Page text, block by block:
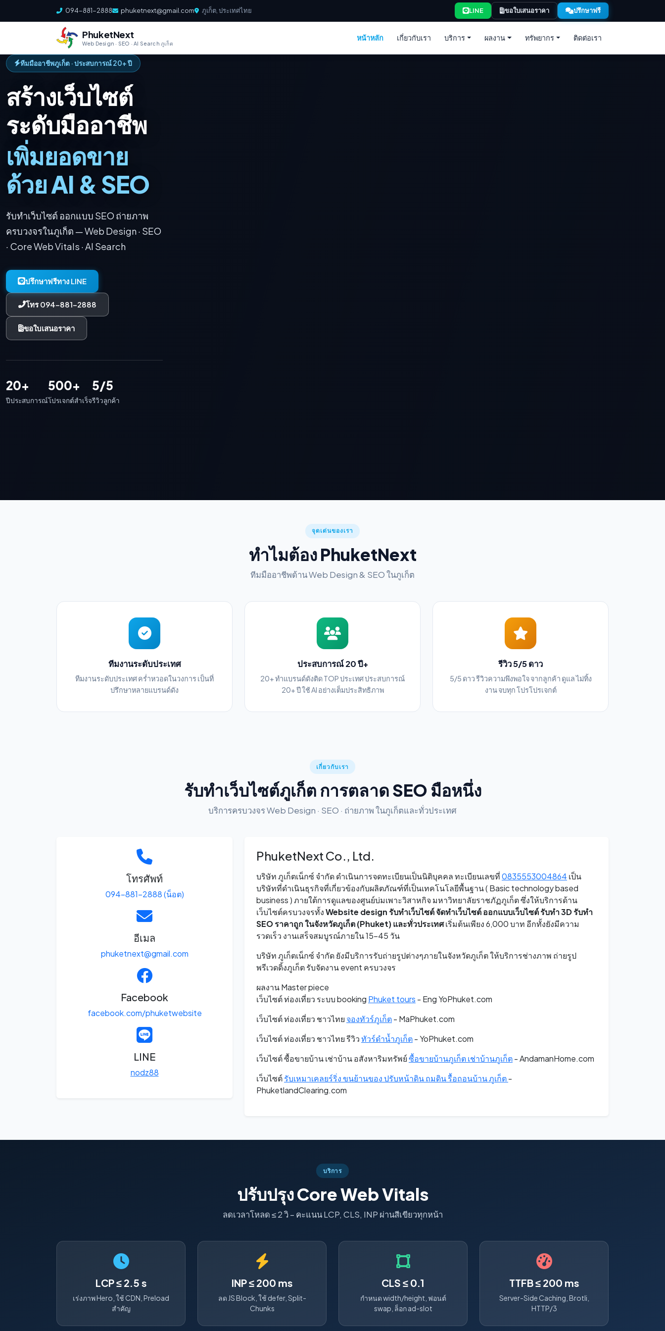
094-881-2888 phuketnext@gmail.com ภูเก็ต, ประเทศไทย LINE ขอใบเสนอราคา ปรึกษาฟรี
PhuketNext
Web Design · SEO · AI Search ภูเก็ต
หน้าหลัก เกี่ยวกับเรา บริการ ผลงาน ทรัพยากร ติดต่อเรา
ทีมมืออาชีพภูเก็ต · ประสบการณ์ 20+ ปี
สร้างเว็บไซต์
ระดับมืออาชีพ
เพิ่มยอดขาย
ด้วย AI & SEO
รับทำเว็บไซต์ ออกแบบ SEO ถ่ายภาพ
ครบวงจรในภูเก็ต — Web Design · SEO
· Core Web Vitals · AI Search
ปรึกษาฟรีทาง LINE
โทร 094-881-2888
ขอใบเสนอราคา
20+
ปีประสบการณ์
500+
โปรเจกต์สำเร็จ
5/5
รีวิวลูกค้า
จุดเด่นของเรา
ทำไมต้อง PhuketNext
ทีมมืออาชีพด้าน Web Design & SEO ในภูเก็ต
ทีมงานระดับประเทศ
ทีมงานระดับประเทศ คร่ำหวอดในวงการ เป็นที่
ปรึกษาหลายแบรนด์ดัง
ประสบการณ์ 20 ปี+
20+ ทำแบรนด์ดังติด TOP ประเทศ ประสบการณ์
20+ ปี ใช้ AI อย่างเต็มประสิทธิภาพ
รีวิว 5/5 ดาว
5/5 ดาว รีวิวความพึงพอใจ จากลูกค้า ดูแล ไม่ทิ้ง
งาน จบทุก โปรโปรเจกต์
เกี่ยวกับเรา
รับทำเว็บไซต์ภูเก็ต การตลาด SEO มือหนึ่ง
บริการครบวงจร Web Design · SEO · ถ่ายภาพ ในภูเก็ตและทั่วประเทศ
โทรศัพท์
094-881-2888 (น็อต)
อีเมล
phuketnext@gmail.com
Facebook
facebook.com/phuketwebsite
LINE
nodz88
PhuketNext Co., Ltd.
บริษัท ภูเก็ตเน็กซ์ จำกัด ดำเนินการจดทะเบียนเป็นนิติบุคคล ทะเบียนเลขที่0835553004864 เป็น
บริษัทที่ดำเนินธุรกิจที่เกี่ยวข้องกับผลิตภัณฑ์ที่เป็นเทคโนโลยีพื้นฐาน ( Basic technology based
business ) ภายใต้การดูแลของศูนย์บ่มเพาะวิสาหกิจ มหาวิทยาลัยราชภัฏภูเก็ต ซึ่งให้บริการด้าน
เว็บไซต์ครบวงจรทั้งWebsite design รับทำเว็บไซต์จัดทําเว็บไซต์ออกแบบเว็บไซต์รับทำ 3Dรับทำ
SEOราคาถูกในจังหวัดภูเก็ต (Phuket) และทั่วประเทศเริ่มต้นเพียง 6,000 บาท อีกทั้งยังมีความ
รวดเร็ว งานเสร็จสมบูรณ์ภายใน 15-45 วัน
บริษัท ภูเก็ตเน็กซ์ จำกัด ยังมีบริการรับถ่ายรูปต่างๆภายในจังหวัดภูเก็ต ให้บริการช่างภาพ ถ่ายรูป
พรีเวดดิ้งภูเก็ต รับจัดงาน event ครบวงจร
ผลงาน Master piece
เว็บไซต์ ท่องเที่ยว ระบบ booking Phuket tours - Eng YoPhuket.com
เว็บไซต์ ท่องเที่ยว ชาวไทย จองทัวร์ภูเก็ต- MaPhuket.com
เว็บไซต์ ท่องเที่ยว ชาวไทย รีวิวทัวร์ดำน้ำภูเก็ต- YoPhuket.com
เว็บไซต์ ซื้อขายบ้าน เช่าบ้าน อสังหาริมทรัพย์ซื้อขายบ้านภูเก็ต เช่าบ้านภูเก็ต- AndamanHome.com
เว็บไซต์รับเหมาเคลยร์ริ่ง ขนย้านของ ปรับหน้าดิน ถมดิน รื้อถอนบ้าน ภูเก็ต-
PhuketlandClearing.com
บริการ
ปรับปรุง Core Web Vitals
ลดเวลาโหลด ≤ 2 วิ – คะแนน LCP, CLS, INP ผ่านสีเขียวทุกหน้า
LCP ≤ 2.5 s
เร่งภาพ Hero, ใช้ CDN, Preload
สำคัญ
INP ≤ 200 ms
ลด JS Block, ใช้ defer, Split-
Chunks
CLS ≤ 0.1
กำหนด width/height, ฟอนต์
swap, ล็อก ad-slot
TTFB ≤ 200 ms
Server-Side Caching, Brotli,
HTTP/3